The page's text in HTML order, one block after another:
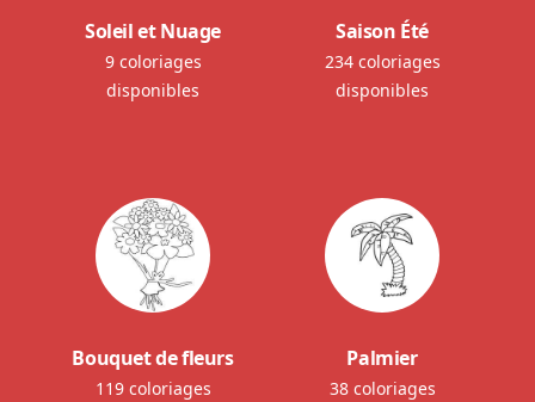
Soleil et Nuage
9 coloriages
disponibles
Saison Été
234 coloriages
disponibles
Bouquet de fleurs
119 coloriages
Palmier
38 coloriages